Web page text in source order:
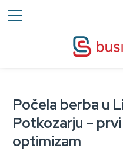
Počela berba u
Potkozarju –
optimizam